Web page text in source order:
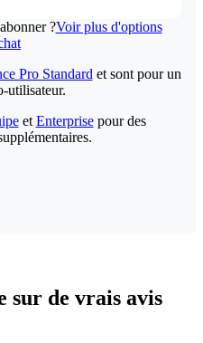
?Voir plus d'options
Pro Standard et sont pour un
utilisateur.
et Enterprisepour des
sur de vrais avis